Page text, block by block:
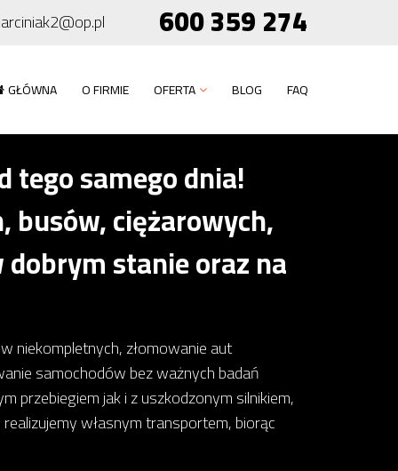
600 359 274
GŁÓWNA O FIRMIE OFERTA BLOG FAQ
samego dnia!
busów, ciężarowych,
stanie oraz na
niekompletnych, złomowanie aut
samochodów bez ważnych badań
przebiegiem jak i z uszkodzonym silnikiem,
własnym transportem, biorąc